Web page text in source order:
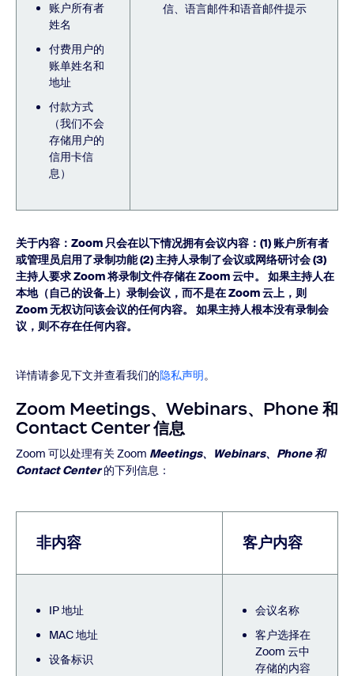
账户所有者
姓名
付费用户的
账单姓名和
地址
付款方式
（我们不会
存储用户的
信用卡信
息）
信、语言邮件和语音邮件提示
关于内容：Zoom 只会在以下情况拥有会议内容：(1) 账户所有者
或管理员启用了录制功能 (2) 主持人录制了会议或网络研讨会 (3)
主持人要求 Zoom 将录制文件存储在 Zoom 云中。 如果主持人在
本地（自己的设备上）录制会议，而不是在 Zoom 云上，则
Zoom 无权访问该会议的任何内容。 如果主持人根本没有录制会
议，则不存在任何内容。
详情请参见下文并查看我们的隐私声明。
Zoom Meetings、Webinars、Phone 和
Contact Center 信息
Zoom 可以处理有关 Zoom Meetings、Webinars、Phone 和
Contact Center的下列信息：
非内容 客户内容
IP 地址
MAC 地址
设备标识
会议名称
客户选择在
Zoom 云中
存储的内容